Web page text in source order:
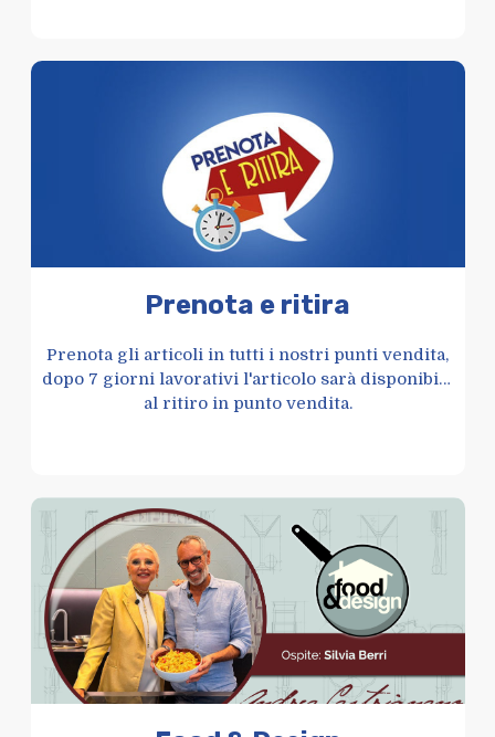
Prenota e ritira
Prenota gli articoli in tutti i nostri punti vendita,
dopo 7 giorni lavorativi l'articolo sarà disponibile
al ritiro in punto vendita.